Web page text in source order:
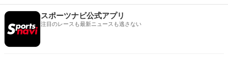
スポーツナビ公式アプリ
注目のレースも最新ニュースも逃さない